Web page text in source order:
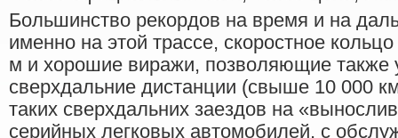
Большинство рекордов на время и на
именно на этой трассе, скоростное
м и хорошие виражи, позволяющие также
сверхдальние дистанции (свыше 10 000
таких сверхдальних заездов на
серийных легковых автомобилей, с